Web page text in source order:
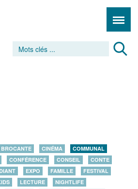
BROCANTE CINÉMA
COMMUNAL
CONFÉRENCE CONSEIL
CONTE
EXPO FAMILLE
FESTIVAL
LECTURE
NIGHTLIFE